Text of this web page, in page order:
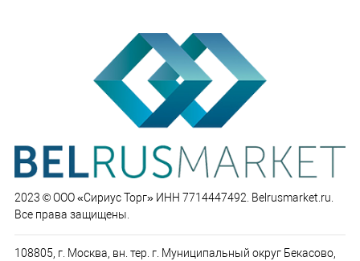
2023 © ООО «Сириус Торг» ИНН 7714447492. Belrusmarket.ru.
Все права защищены.
108805, г. Москва, вн. тер. г. Муниципальный округ Бекасово,